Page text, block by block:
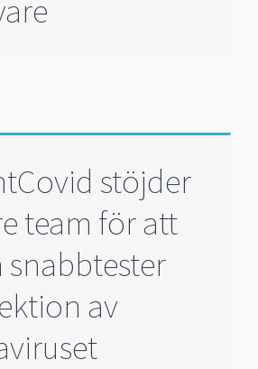
stöjder
team för att
snabbtester
av